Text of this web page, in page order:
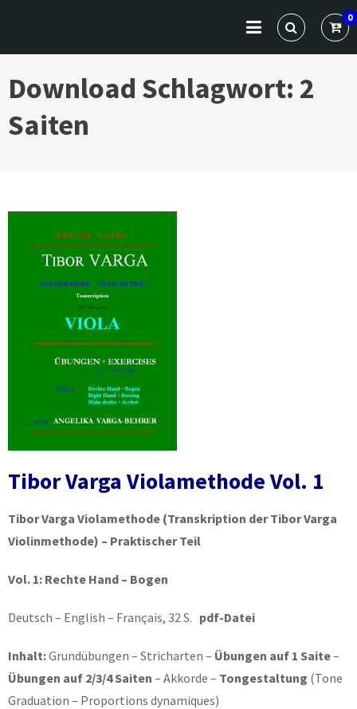
content
0
Download Schlagwort: 2
Saiten
Tibor Varga Violamethode Vol. 1
Tibor Varga Violamethode (Transkription der Tibor Varga
Violinmethode) – Praktischer Teil
Vol. 1: Rechte Hand – Bogen
Deutsch – English – Français, 32 S. pdf-Datei
Inhalt:Grundübungen – Stricharten – Übungen auf 1 Saite–
Übungen auf 2/3/4 Saiten – Akkorde – Tongestaltung (Tone
Graduation – Proportions dynamiques)